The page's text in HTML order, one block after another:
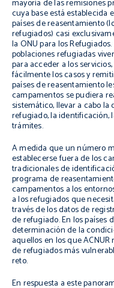
mayoría de las remisiones
cuya base está establecida
países de reasentamiento
refugiados) casi
la ONU para los
poblaciones refugiadas
para acceder a los
fácilmente los casos y
países de reasentamiento
campamentos se pudiera
sistemático, llevar a cabo
refugiado, la identificación,
trámites.
A medida que un número
establecerse fuera de los
tradicionales de
programa de
campamentos a los
a los refugiados que
través de los datos de
de refugiado. En los países
determinación de la
aquellos en los que
de refugiados más
reto.
En respuesta a este